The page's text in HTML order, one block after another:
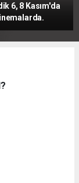
6, 8 Kasım'da